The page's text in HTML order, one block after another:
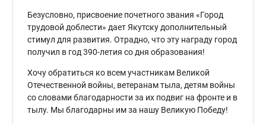
Безусловно, присвоение почетного звания «Город
трудовой доблести» дает Якутску дополнительный
стимул для развития. Отрадно, что эту награду город
получил в год 390-летия со дня образования!
Хочу обратиться ко всем участникам Великой
Отечественной войны, ветеранам тыла, детям войны
со словами благодарности за их подвиг на фронте и в
тылу. Мы благодарны им за нашу Великую Победу!